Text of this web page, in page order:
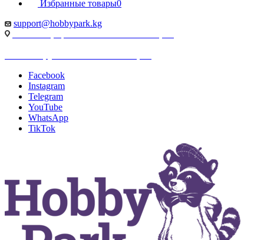
Избранные товары0
support@hobbypark.kg
Facebook
Instagram
Telegram
YouTube
WhatsApp
TikTok